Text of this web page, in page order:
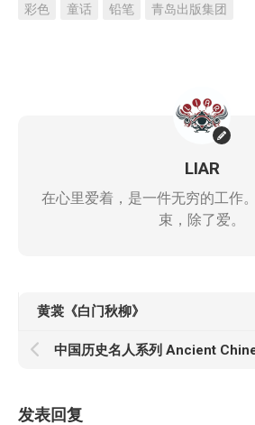
彩色
童话 铅笔 青岛出版集团
LIAR
在心里爱着，是一件无穷的工作
束，除了爱。
黄裳《白门秋柳》
中国历史名人系列 Ancient
发表回复